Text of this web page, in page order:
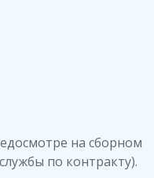
на сборном
по контракту).